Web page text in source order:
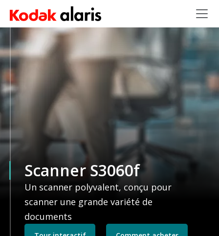
Skip to main content
Scanner S3060f
Un scanner polyvalent, conçu pour
scanner une grande variété de
documents